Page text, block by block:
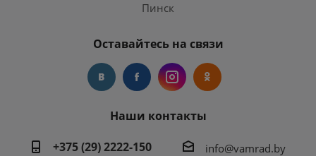
Пинск
Оставайтесь на связи
Наши контакты
+375 (29) 2222-150
info@vamrad.by